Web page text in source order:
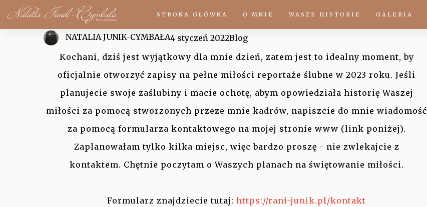
STRONA GŁÓWNA O MNIE WASZE HISTORIE GALERIA
Reportaże ślubne 2023 r.
NATALIA JUNIK-CYMBAŁA4 styczeń 2022Blog
Kochani, dziś jest wyjątkowy dla mnie dzień, zatem jest to idealny moment, by
oficjalnie otworzyć zapisy na pełne miłości reportaże ślubne w 2023 roku. Jeśli
planujecie swoje zaślubiny i macie ochotę, abym opowiedziała historię Waszej
miłości za pomocą stworzonych przeze mnie kadrów, napiszcie do mnie wiadomość
za pomocą formularza kontaktowego na mojej stronie www (link poniżej).
Zaplanowałam tylko kilka miejsc, więc bardzo proszę - nie zwlekajcie z
kontaktem. Chętnie poczytam o Waszych planach na świętowanie miłości.
Formularz znajdziecie tutaj:https://rani-junik.pl/kontakt